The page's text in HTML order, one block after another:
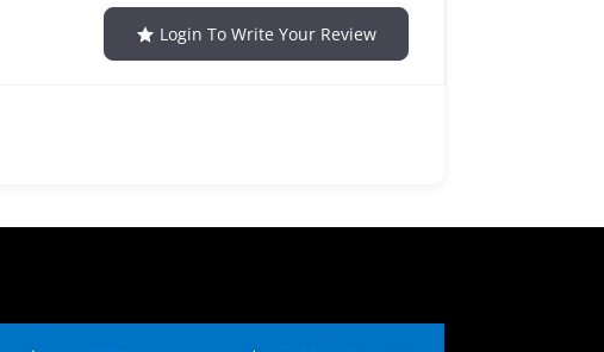
Login To Write Your Review